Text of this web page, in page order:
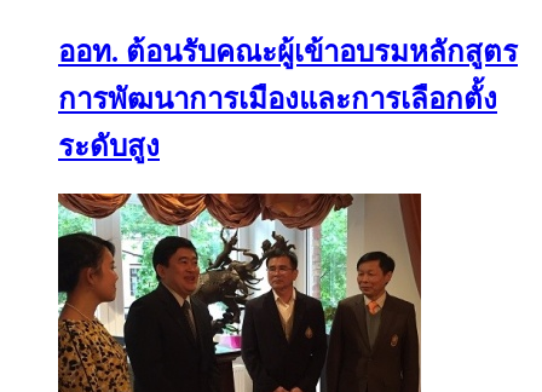
ออท. ต้อนรับคณะผู้เข้าอบรมหลักสูตร
การพัฒนาการเมืองและการเลือกตั้ง
ระดับสูง